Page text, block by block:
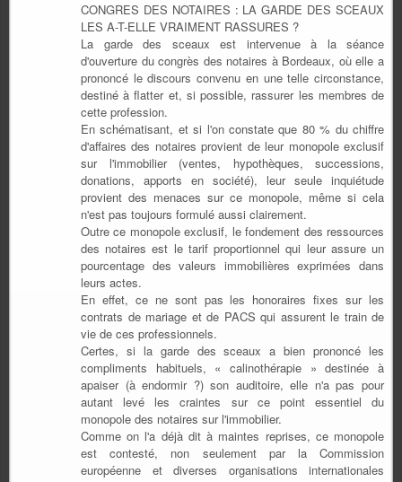
CONGRES DES NOTAIRES : LA GARDE DES SCEAUX
LES A-T-ELLE VRAIMENT RASSURES ?
La garde des sceaux est intervenue à la séance
d'ouverture du congrès des notaires à Bordeaux, où elle a
prononcé le discours convenu en une telle circonstance,
destiné à flatter et, si possible, rassurer les membres de
cette profession.
En schématisant, et si l'on constate que 80 % du chiffre
d'affaires des notaires provient de leur monopole exclusif
sur l'immobilier (ventes, hypothèques, successions,
donations, apports en société), leur seule inquiétude
provient des menaces sur ce monopole, même si cela
n'est pas toujours formulé aussi clairement.
Outre ce monopole exclusif, le fondement des ressources
des notaires est le tarif proportionnel qui leur assure un
pourcentage des valeurs immobilières exprimées dans
leurs actes.
En effet, ce ne sont pas les honoraires fixes sur les
contrats de mariage et de PACS qui assurent le train de
vie de ces professionnels.
Certes, si la garde des sceaux a bien prononcé les
compliments habituels, « calinothérapie » destinée à
apaiser (à endormir ?) son auditoire, elle n'a pas pour
autant levé les craintes sur ce point essentiel du
monopole des notaires sur l'immobilier.
Comme on l'a déjà dit à maintes reprises, ce monopole
est contesté, non seulement par la Commission
européenne et diverses organisations internationales